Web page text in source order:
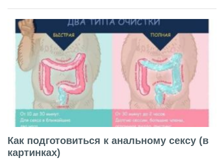
Как подготовиться к анальному сексу (в
картинках)